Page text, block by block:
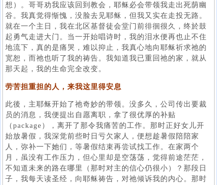
想）。哥哥劝我应该回到教会，耶稣必会带领我走出死荫幽
谷。我真觉得惭愧，没脸去见耶稣，但我又实在走投无路。
就在一个主日，我在北区基督徒会堂门前徘徊很久，终於鼓
起勇气走进大门。当一开始唱诗时，我的泪水便再也止不住
地流下，真的是痛哭，难以抑止，我真心地向耶稣祈求祂的
宽恕，而祂也听了我的祷告。我知道我已重回祂的家，就从
那天起，我的生命完全改变。
劳苦担重担的人，来我这里得安息
此後，主耶稣开始了祂奇妙的带领。没多久，公司传出要裁
员的消息，我便提出自愿离职，拿了很优厚的补贴
（package），离开了那令我痛苦的工作。那时正好女儿开
始放暑假，我深觉前些时日亏欠家人，便想趁暑假陪陪家
人，弥补一下她们，等暑假结束再尝试找工作。在家两个
月，虽没有工作压力，但心里却是空荡荡，觉得前途茫茫，
不知道未来的路在哪里（那时对主的信心仍很小）？那段日
子，我每天读圣经，向耶稣祷告，对祂倾诉我的内心。那时